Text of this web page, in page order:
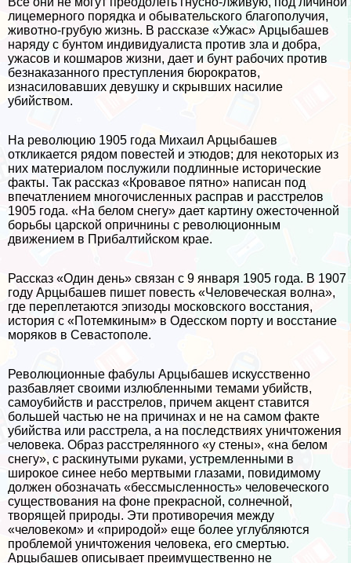
лицемерного порядка и обывательского благополучия,
животно-грубую жизнь. В рассказе «Ужас» Арцыбашев
наряду с бунтом индивидуалиста против зла и добра,
ужасов и кошмаров жизни, дает и бунт рабочих против
безнаказанного преступления бюрократов,
изнacилoвавших дeвyшку и скрывших насилие
убийством.
На революцию 1905 года Михаил Арцыбашев
откликается рядом повестей и этюдов; для некоторых из
них материалом послужили подлинные исторические
факты. Так рассказ «Кровавое пятно» написан под
впечатлением многочисленных расправ и расстрелов
1905 года. «На белом снегу» дает картину ожесточенной
борьбы царской опричнины с революционным
движением в Прибалтийском крае.
Рассказ «Один день» связан с 9 января 1905 года. В 1907
году Арцыбашев пишет повесть «Человеческая волна»,
где переплетаются эпизоды московского восстания,
история с «Потемкиным» в Одесском порту и восстание
моряков в Севастополе.
Революционные фабулы Арцыбашев искусственно
разбавляет своими излюбленными темами убийств,
самоубийств и расстрелов, причем акцент ставится
большей частью не на причинах и не на самом факте
убийства или расстрела, а на последствиях уничтожения
человека. Образ расстрелянного «у стены», «на белом
снегу», с раскинутыми руками, устремленными в
широкое синее небо мертвыми глазами, повидимому
должен обозначать «бессмысленность» человеческого
существования на фоне прекрасной, солнечной,
творящей природы. Эти противоречия между
«человеком» и «природой» еще более углубляются
проблемой уничтожения человека, его cмepтью.
Арцыбашев описывает преимущественно не